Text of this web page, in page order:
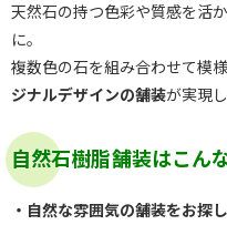
天然石の持つ色彩や質感を活
に。
複数色の石を組み合わせて模
ジナルデザインの舗装が実現し
自然石樹脂舗装はこん
・自然な雰囲気の舗装をお探